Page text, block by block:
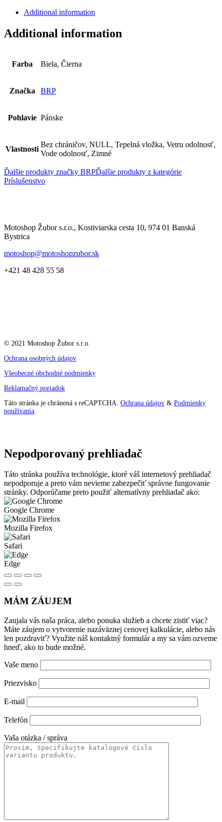
Additional information
Additional information
Farba Biela, Čierna
Značka BRP
Pohlavie Pánske
Vlastnosti
Bez chráničov, NULL, Tepelná vložka, Vetru odolnosť,
Vode odolnosť, Zimné
Ďalšie produkty značky BRPĎalšie produkty z kategórie
Príslušenstvo
Motoshop Žubor s.r.o., Kostiviarska cesta 10, 974 01 Banská
Bystrica
motoshop@motoshopzubor.sk
+421 48 428 55 58
© 2021 Motoshop Žubor s.r.o.
Ochrana osobných údajov
Všeobecné obchodné podmienky
Reklamačný poriadok
Táto stránka je chránená s reCAPTCHA. Ochrana údajov & Podmienky
používania
Nepodporovaný prehliadač
Táto stránka používa technológie, ktoré váš internetový prehliadač
nepodporuje a preto vám nevieme zabezpečiť správne fungovanie
stránky. Odporúčame preto použiť alternatívny prehliadač ako:
Google Chrome
Mozilla Firefox
Safari
Edge
MÁM ZÁUJEM
Zaujala vás naša práca, alebo ponuka služieb a chcete zistiť viac?
Máte záujem o vytvorenie nazáväznej cenovej kalkulácie, alebo nás
len pozdraviť? Využite náš kontaktný formulár a my sa vám ozveme
hneď, ako to bude možné.
Vaše meno
Priezvisko
E-mail
Telefón
Vaša otázka / správa